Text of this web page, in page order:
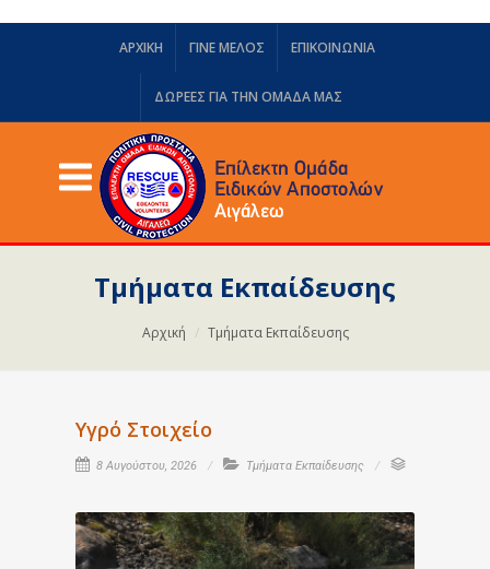
ΑΡΧΙΚΗ ΓΙΝΕ ΜΕΛΟΣ ΕΠΙΚΟΙΝΩΝΙΑ
ΔΩΡΕΈΣ ΓΙΑ ΤΗΝ ΟΜΆΔΑ ΜΑΣ
Τμήματα Εκπαίδευσης
Αρχική Τμήματα Εκπαίδευσης
Υγρό Στοιχείο
8 Αυγούστου, 2026 Τμήματα Εκπαίδευσης